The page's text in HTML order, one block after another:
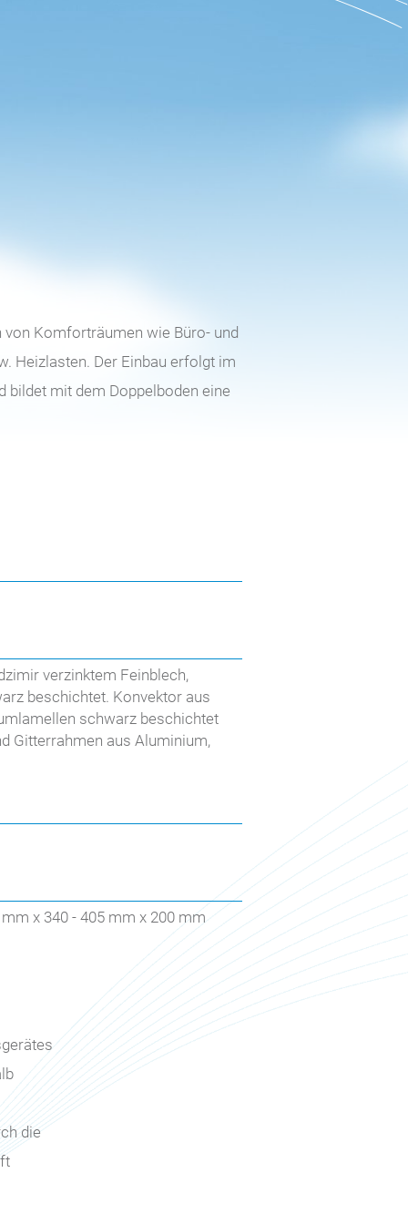
Komforträumen wie Büro- und
Heizlasten. Der Einbau erfolgt im
bildet mit dem Doppelboden eine
verzinktem Feinblech,
beschichtet. Konvektor aus
schwarz beschichtet
Gitterrahmen aus Aluminium,
x 340 - 405 mm x 200 mm
die